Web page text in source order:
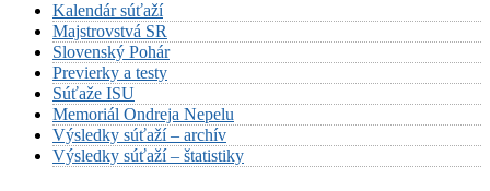
Kalendár súťaží
Majstrovstvá SR
Slovenský Pohár
Previerky a testy
Súťaže ISU
Memoriál Ondreja Nepelu
Výsledky súťaží – archív
Výsledky súťaží – štatistiky